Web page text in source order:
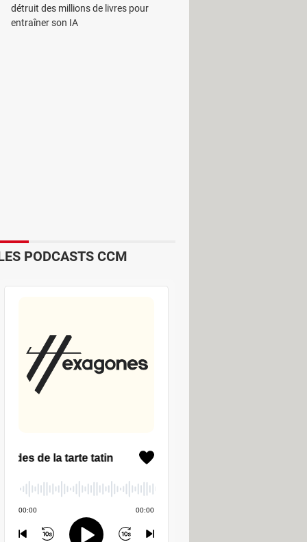
pour personnaliser les images. Ce
capture.
autres régler l'intensité des
sur les clichés.
photos. Différents paramètres,
de l'utilisateur.
détruit des millions de livres pour
entraîner son IA
PODCASTS CCM